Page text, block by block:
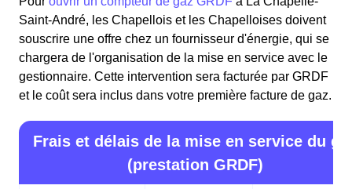
Saint-André, les Chapellois et les Chapelloises doivent
souscrire une offre chez un fournisseur d'énergie, qui se
chargera de l'organisation de la mise en service avec le
gestionnaire. Cette intervention sera facturée par GRDF
et le coût sera inclus dans votre première facture de gaz.
Frais et délais de la mise en service du
(prestation GRDF)